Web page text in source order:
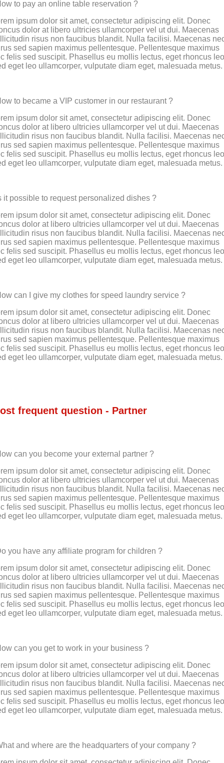
to pay an online table reservation ?
ipsum dolor sit amet, consectetur adipiscing elit. Donec
dolor at libero ultricies ullamcorper vel ut dui. Maecenas
risus non faucibus blandit. Nulla facilisi. Maecenas
sed sapien maximus pellentesque. Pellentesque maximus
felis sed suscipit. Phasellus eu mollis lectus, eget rhoncus
eget leo ullamcorper, vulputate diam eget, malesuada metus.
to became a VIP customer in our restaurant ?
ipsum dolor sit amet, consectetur adipiscing elit. Donec
dolor at libero ultricies ullamcorper vel ut dui. Maecenas
risus non faucibus blandit. Nulla facilisi. Maecenas
sed sapien maximus pellentesque. Pellentesque maximus
felis sed suscipit. Phasellus eu mollis lectus, eget rhoncus
eget leo ullamcorper, vulputate diam eget, malesuada metus.
it possible to request personalized dishes ?
ipsum dolor sit amet, consectetur adipiscing elit. Donec
dolor at libero ultricies ullamcorper vel ut dui. Maecenas
risus non faucibus blandit. Nulla facilisi. Maecenas
sed sapien maximus pellentesque. Pellentesque maximus
felis sed suscipit. Phasellus eu mollis lectus, eget rhoncus
eget leo ullamcorper, vulputate diam eget, malesuada metus.
can I give my clothes for speed laundry service ?
ipsum dolor sit amet, consectetur adipiscing elit. Donec
dolor at libero ultricies ullamcorper vel ut dui. Maecenas
risus non faucibus blandit. Nulla facilisi. Maecenas
sed sapien maximus pellentesque. Pellentesque maximus
felis sed suscipit. Phasellus eu mollis lectus, eget rhoncus
eget leo ullamcorper, vulputate diam eget, malesuada metus.
frequent question - Partner
can you become your external partner ?
ipsum dolor sit amet, consectetur adipiscing elit. Donec
dolor at libero ultricies ullamcorper vel ut dui. Maecenas
risus non faucibus blandit. Nulla facilisi. Maecenas
sed sapien maximus pellentesque. Pellentesque maximus
felis sed suscipit. Phasellus eu mollis lectus, eget rhoncus
eget leo ullamcorper, vulputate diam eget, malesuada metus.
you have any affiliate program for children ?
ipsum dolor sit amet, consectetur adipiscing elit. Donec
dolor at libero ultricies ullamcorper vel ut dui. Maecenas
risus non faucibus blandit. Nulla facilisi. Maecenas
sed sapien maximus pellentesque. Pellentesque maximus
felis sed suscipit. Phasellus eu mollis lectus, eget rhoncus
eget leo ullamcorper, vulputate diam eget, malesuada metus.
can you get to work in your business ?
ipsum dolor sit amet, consectetur adipiscing elit. Donec
dolor at libero ultricies ullamcorper vel ut dui. Maecenas
risus non faucibus blandit. Nulla facilisi. Maecenas
sed sapien maximus pellentesque. Pellentesque maximus
felis sed suscipit. Phasellus eu mollis lectus, eget rhoncus
eget leo ullamcorper, vulputate diam eget, malesuada metus.
and where are the headquarters of your company ?